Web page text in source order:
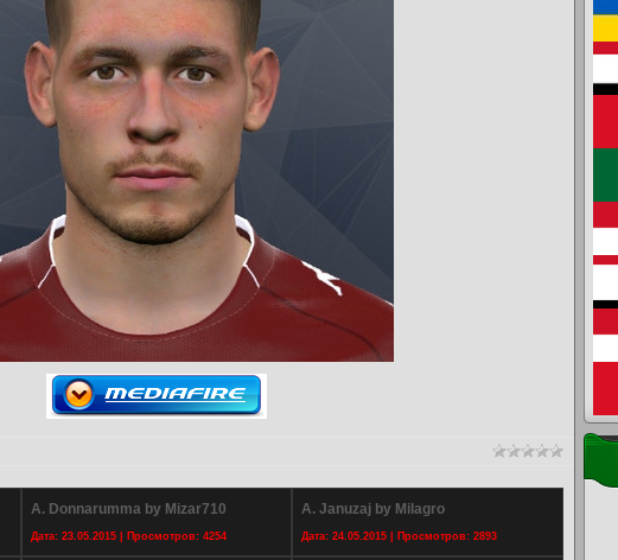
A. Donnarumma by Mizar710
Дата: 23.05.2015 | Просмотров: 4254
A. Januzaj by Milagro
Дата: 24.05.2015 | Просмотров: 2893